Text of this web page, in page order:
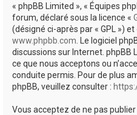
« phpBB Limited », « Équipes
forum, déclaré sous la licence «
(désigné ci-après par « GPL »)
www.phpbb.com . Le logiciel
discussions sur Internet. phpBB
ce que nous acceptons ou
conduite permis. Pour de plus
phpBB, veuillez consulter :
Vous acceptez de ne pas